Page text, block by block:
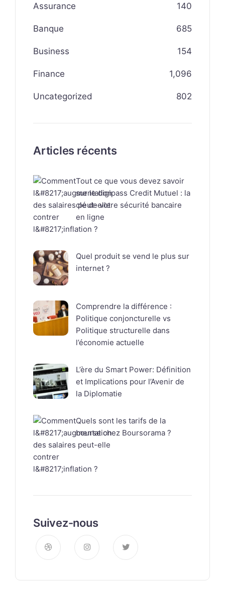
Assurance 140
Banque 685
Business 154
Finance 1,096
Uncategorized 802
Articles récents
Tout ce que vous devez savoir
sur le digipass Credit Mutuel : la
clé de votre sécurité bancaire
en ligne
Quel produit se vend le plus sur
internet ?
Comprendre la différence :
Politique conjoncturelle vs
Politique structurelle dans
l’économie actuelle
L’ère du Smart Power: Définition
et Implications pour l’Avenir de
la Diplomatie
Quels sont les tarifs de la
bourse chez Boursorama ?
Suivez-nous